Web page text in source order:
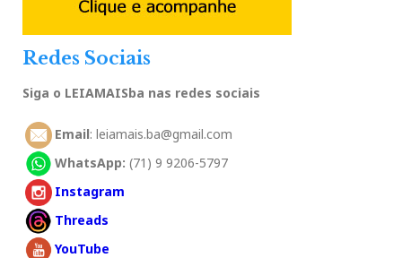
Redes Sociais
Siga o LEIAMAISba nas redes sociais
Email: leiamais.ba@gmail.com
WhatsApp: (71) 9 9206-5797
Instagram
Threads
YouTube